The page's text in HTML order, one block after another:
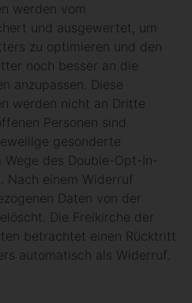
werden vom
und ausgewertet, um
zu optimieren und den
noch besser an die
anzupassen. Diese
werden nicht an Dritte
Personen sind
gesonderte
des Double-Opt-In-
Nach einem Widerruf
Daten von der
Die Freikirche der
betrachtet einen Rücktritt
automatisch als Widerruf.